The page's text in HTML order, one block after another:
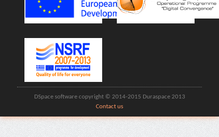
DSpace software copyright © 2014-2015 Duraspace 2013
Contact us